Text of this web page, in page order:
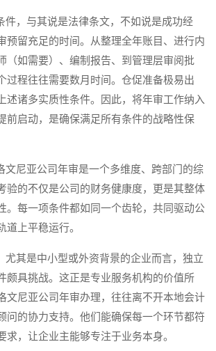
，与其说是法律条文，不如说是成功经
预留充足的时间。从整理全年账目、进行内
（如需要）、编制报告、到管理层审阅批
过程往往需要数月时间。仓促准备极易出
述诸多实质性条件。因此，将年审工作纳入
前启动，是确保满足所有条件的战略性保
尼亚公司年审是一个多维度、跨部门的综
验的不仅是公司的财务健康度，更是其整体
。每一项条件都如同一个齿轮，共同驱动公
道上平稳运行。
其是中小型或外资背景的企业而言，独立
颇具挑战。这正是专业服务机构的价值所
文尼亚公司年审办理，往往离不开本地会计
问的协力支持。他们能确保每一个环节都符
求，让企业主能够专注于业务本身。